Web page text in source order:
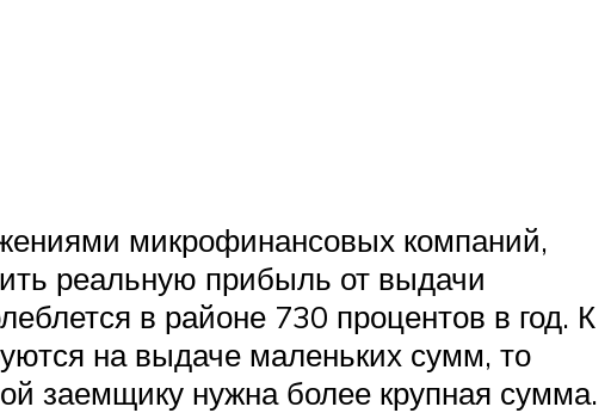
микрофинансовых компаний,
реальную прибыль от выдачи
в районе 730 процентов в год. К
на выдаче маленьких сумм, то
заемщику нужна более крупная сумма.